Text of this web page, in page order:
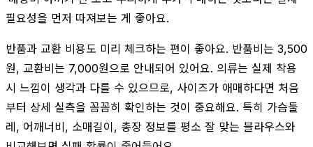
필요성을 먼저 따져보는 게 좋아요.
반품과 교환 비용도 미리 체크하는 편이 좋아요. 반품비는 3,500
원, 교환비는 7,000원으로 안내되어 있어요. 의류는 실제 착용
시 느낌이 생각과 다를 수 있으므로, 사이즈가 애매하다면 처음
부터 상세 실측을 꼼꼼히 확인하는 것이 중요해요. 특히 가슴둘
레, 어깨너비, 소매길이, 총장 정보를 평소 잘 맞는 블라우스와